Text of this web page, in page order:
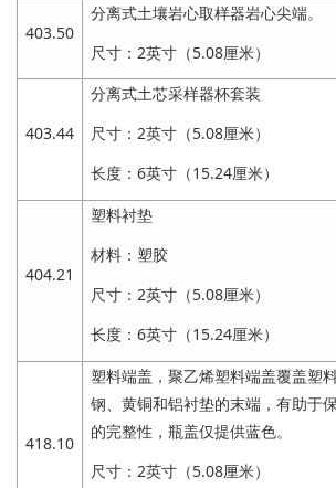
403.50
分离式土壤岩心取样器岩心尖端。
尺寸：2英寸（5.08厘米）
403.44
分离式土芯采样器杯套装
尺寸：2英寸（5.08厘米）
长度：6英寸（15.24厘米）
404.21
塑料衬垫
材料：塑胶
尺寸：2英寸（5.08厘米）
长度：6英寸（15.24厘米）
418.10
塑料端盖，聚乙烯塑料端盖覆盖塑
钢、黄铜和铝衬垫的末端，有助于
的完整性，瓶盖仅提供蓝色。
尺寸：2英寸（5.08厘米）